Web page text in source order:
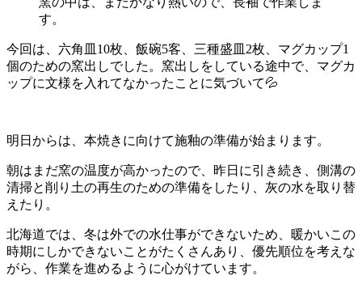
す。
今回は、六角皿10枚、飯碗5客、三種盛皿2枚、マグカップ1
個のための窯出しでした。窯出しをしている途中で、マグカ
ップに文様を入れてなかったことに気づいて💦
明日からは、本焼きに向けて施釉の準備が始まります。
朝はまだ窯の温度が高かったので、昨日に引き続き、側溝の
清掃と削り土の再生のための準備をしたり、灰の水を取り替
えたり。
北海道では、冬は外での水仕事ができないため、暖かいこの
時期にしかできないことがたくさんあり、優先順位を考えな
がら、作業を進めるように心がけています。